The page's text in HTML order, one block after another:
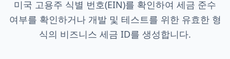
미국 고용주 식별 번호(EIN)를 확인하여 세금 준수
여부를 확인하거나 개발 및 테스트를 위한 유효한 형
식의 비즈니스 세금 ID를 생성합니다.